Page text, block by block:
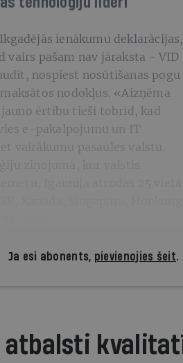
ienākumu deklarācijas,
vairs pašam nav jāraksta - VID
nospiest nosūtīšanas pogu
nodokļus. «Aizņēma
ērtību tieši tobrīd, kad
e-pakalpojumu un IT
vairākumu pasaules valstu.
Ja esi abonents, pievienojies šeit.
atbalsti